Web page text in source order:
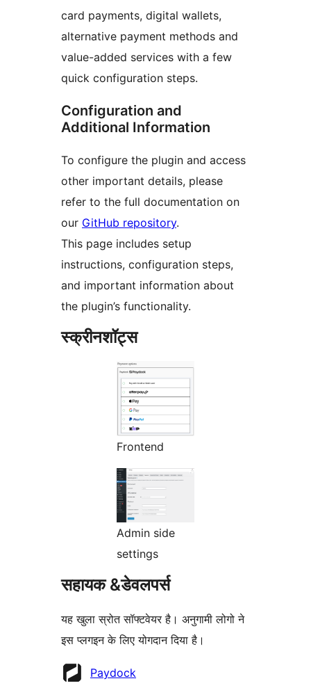
card payments, digital wallets,
alternative payment methods and
value-added services with a few
quick configuration steps.
Configuration and
Additional Information
To configure the plugin and access
other important details, please
refer to the full documentation on
our GitHub repository.
This page includes setup
instructions, configuration steps,
and important information about
the plugin’s functionality.
स्क्रीनशॉट्स
Frontend
Admin side
settings
सहायक &डेवलपर्स
यह खुला स्रोत सॉफ्टवेयर है। अनुगामी लोगो ने
इस प्लगइन के लिए योगदान दिया है।
योगदानकर्ताPaydock